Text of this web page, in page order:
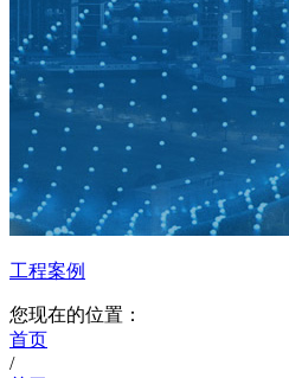
工程案例
您现在的位置：
首页
/